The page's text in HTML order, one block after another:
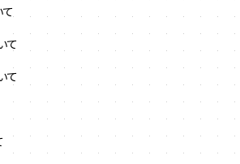
て
て